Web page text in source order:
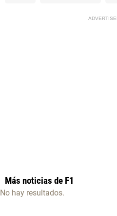
Más noticias de F1
No hay resultados.